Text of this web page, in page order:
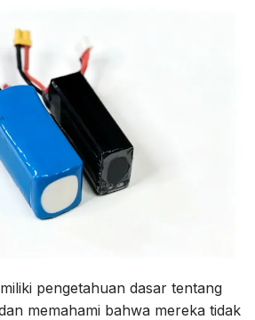
pengetahuan dasar tentang
memahami bahwa mereka tidak